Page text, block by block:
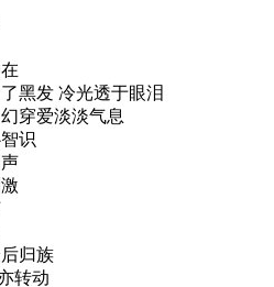
黑发 冷光透于眼泪
穿爱淡淡气息
识
归族
转动